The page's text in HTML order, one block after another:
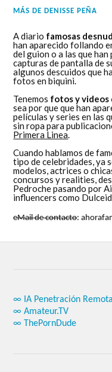
MÁS DE DENISSE PEÑA
A diario famosas
han aparecido follando
del guion o a las que
capturas de pantalla de
algunos descuidos que
fotos en biquini.
Tenemos fotos y videos
sea por que que han
películas y series en las
sin ropa para
Primera Linea.
Cuando hablamos de
tipo de celebridades, ya
modelos, actrices o
concursos y realities,
Pedroche pasando por
influencers como
eMail de contacto:
∞ IA Penetración Remota
∞ Amateur.TV
∞ ThePornDude